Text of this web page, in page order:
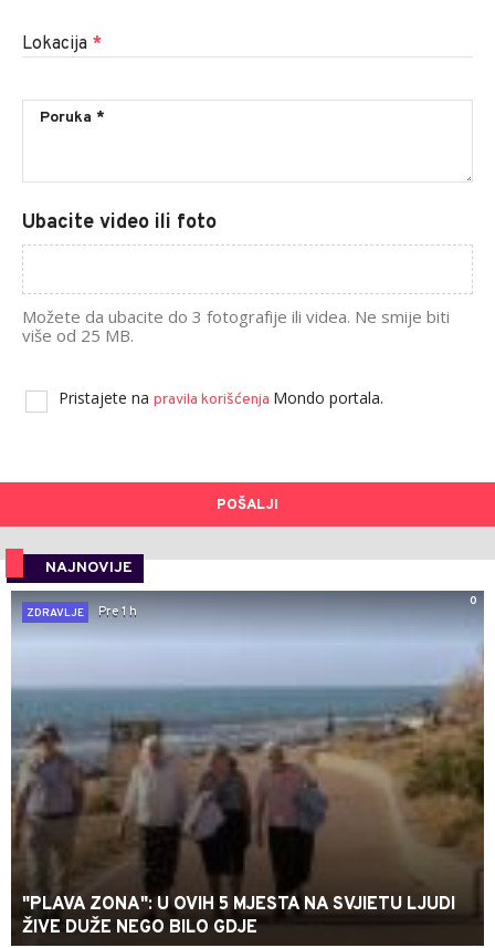
Lokacija *
Ubacite video ili foto
Možete da ubacite do 3 fotografije ili videa. Ne smije biti
više od 25 MB.
Pristajete na pravila korišćenja Mondo portala.
POŠALJI
NAJNOVIJE
0
ZDRAVLJE
Pre 1 h
"PLAVA ZONA": U OVIH 5 MJESTA NA SVJIETU LJUDI
ŽIVE DUŽE NEGO BILO GDJE